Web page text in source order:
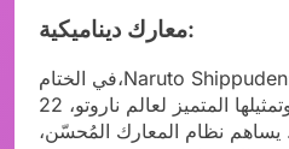
معارك ديناميكية:
في الختام،Naruto Shippuden: Ultimate Ninja Storm
22 بتصميمها البصري الآسر، وتمثيلها المتميز لعالم ناروتو،
يساهم نظام المعارك المُحسّن،